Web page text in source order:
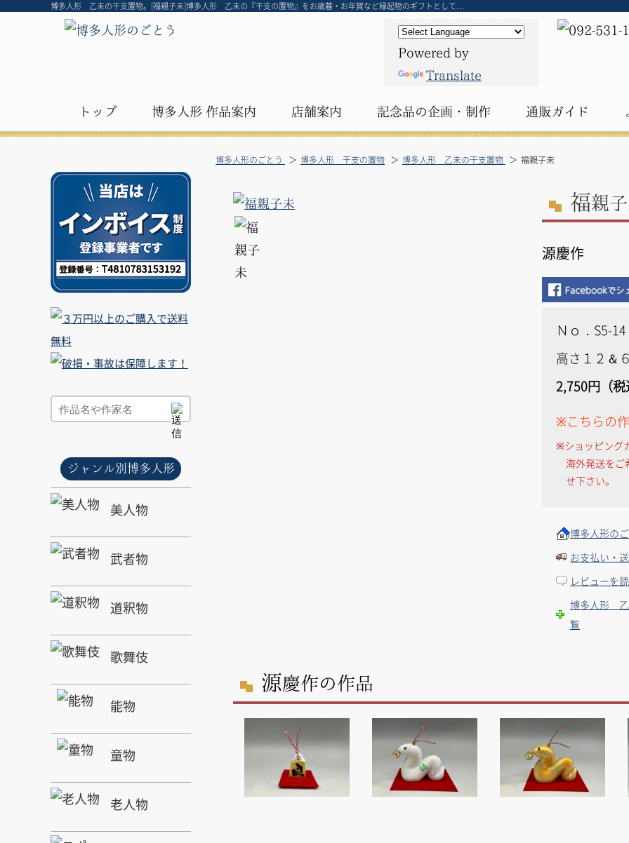
博多人形 乙未の干支置物。[福親子未]博多人形 乙未の『干支の置物』をお歳暮・お年賀など縁起物のギフトとして…
Powered by
Translate
トップ 博多人形 作品案内 店舗案内 記念品の企画・制作 通販ガイド
博多人形のごとう 博多人形 干支の置物 博多人形 乙未の干支置物 福親子未
福親
源慶作
Ｎｏ．S5-14
高さ１２＆
2,750円（税
※こちらの
※ショッピング
海外発送をご
せ下さい。
博多人形の
お支払い・
レビューを
博多人形 乙
覧
源慶作の作品
ジャンル別博多人形
美人物
武者物
道釈物
歌舞伎
能物
童物
老人物